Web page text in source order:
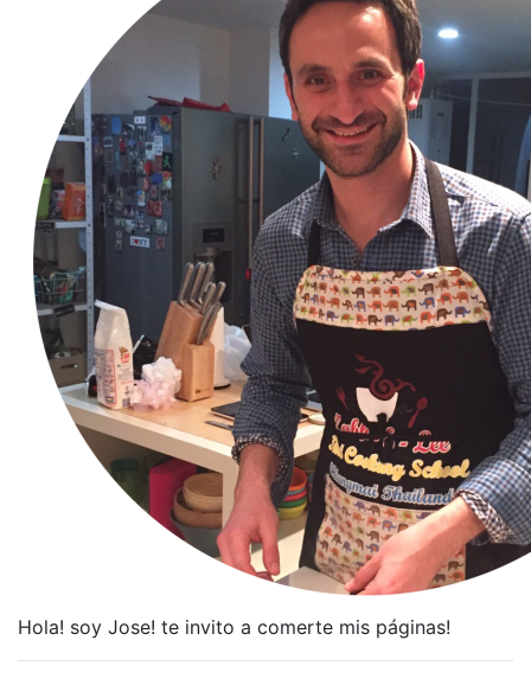
Hola! soy Jose! te invito a comerte mis páginas!